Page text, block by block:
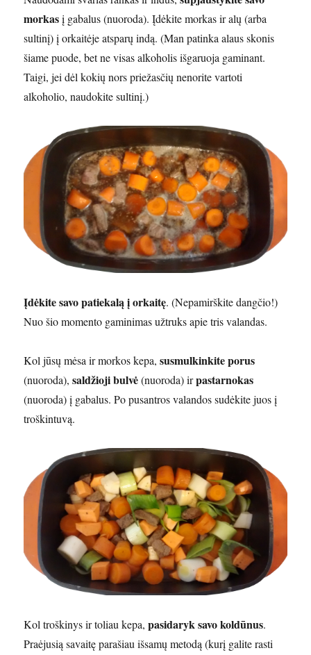
morkasį gabalus (nuoroda). Įdėkite morkas ir alų (arba
sultinį) į orkaitėje atsparų indą. (Man patinka alaus skonis
šiame puode, bet ne visas alkoholis išgaruoja gaminant.
Taigi, jei dėl kokių nors priežasčių nenorite vartoti
alkoholio, naudokite sultinį.)
Įdėkite savo patiekalą į orkaitę. (Nepamirškite dangčio!)
Nuo šio momento gaminimas užtruks apie tris valandas.
Kol jūsų mėsa ir morkos kepa,susmulkinkite porus
(nuoroda),saldžioji bulvė(nuoroda) irpastarnokas
(nuoroda) į gabalus. Po pusantros valandos sudėkite juos į
troškintuvą.
Kol troškinys ir toliau kepa,pasidaryk savo koldūnus.
Praėjusią savaitę parašiau išsamų metodą (kurį galite rasti